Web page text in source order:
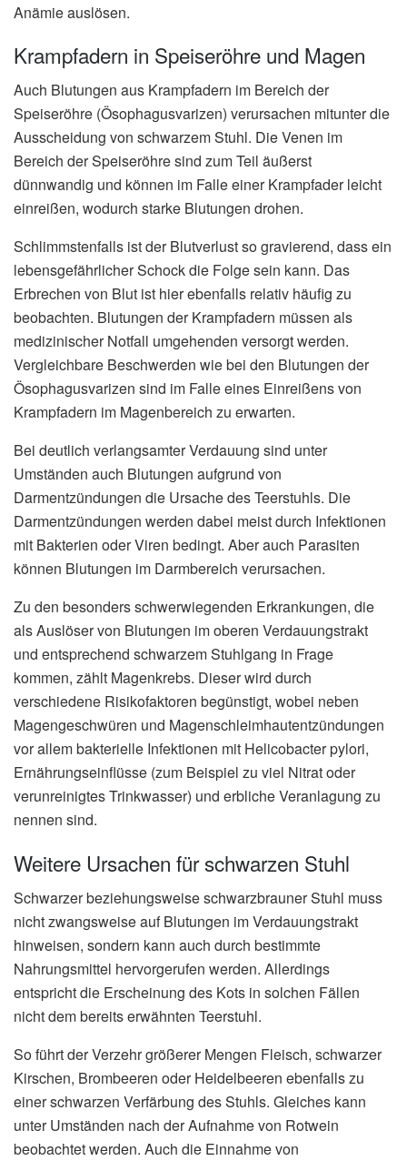
Anämie auslösen.
Krampfadern in Speiseröhre und Magen
Auch Blutungen aus Krampfadern im Bereich der
Speiseröhre (Ösophagusvarizen) verursachen mitunter die
Ausscheidung von schwarzem Stuhl. Die Venen im
Bereich der Speiseröhre sind zum Teil äußerst
dünnwandig und können im Falle einer Krampfader leicht
einreißen, wodurch starke Blutungen drohen.
Schlimmstenfalls ist der Blutverlust so gravierend, dass ein
lebensgefährlicher Schock die Folge sein kann. Das
Erbrechen von Blut ist hier ebenfalls relativ häufig zu
beobachten. Blutungen der Krampfadern müssen als
medizinischer Notfall umgehenden versorgt werden.
Vergleichbare Beschwerden wie bei den Blutungen der
Ösophagusvarizen sind im Falle eines Einreißens von
Krampfadern im Magenbereich zu erwarten.
Bei deutlich verlangsamter Verdauung sind unter
Umständen auch Blutungen aufgrund von
Darmentzündungen die Ursache des Teerstuhls. Die
Darmentzündungen werden dabei meist durch Infektionen
mit Bakterien oder Viren bedingt. Aber auch Parasiten
können Blutungen im Darmbereich verursachen.
Zu den besonders schwerwiegenden Erkrankungen, die
als Auslöser von Blutungen im oberen Verdauungstrakt
und entsprechend schwarzem Stuhlgang in Frage
kommen, zählt Magenkrebs. Dieser wird durch
verschiedene Risikofaktoren begünstigt, wobei neben
Magengeschwüren und Magenschleimhautentzündungen
vor allem bakterielle Infektionen mit Helicobacter pylori,
Ernährungseinflüsse (zum Beispiel zu viel Nitrat oder
verunreinigtes Trinkwasser) und erbliche Veranlagung zu
nennen sind.
Weitere Ursachen für schwarzen Stuhl
Schwarzer beziehungsweise schwarzbrauner Stuhl muss
nicht zwangsweise auf Blutungen im Verdauungstrakt
hinweisen, sondern kann auch durch bestimmte
Nahrungsmittel hervorgerufen werden. Allerdings
entspricht die Erscheinung des Kots in solchen Fällen
nicht dem bereits erwähnten Teerstuhl.
So führt der Verzehr größerer Mengen Fleisch, schwarzer
Kirschen, Brombeeren oder Heidelbeeren ebenfalls zu
einer schwarzen Verfärbung des Stuhls. Gleiches kann
unter Umständen nach der Aufnahme von Rotwein
beobachtet werden. Auch die Einnahme von